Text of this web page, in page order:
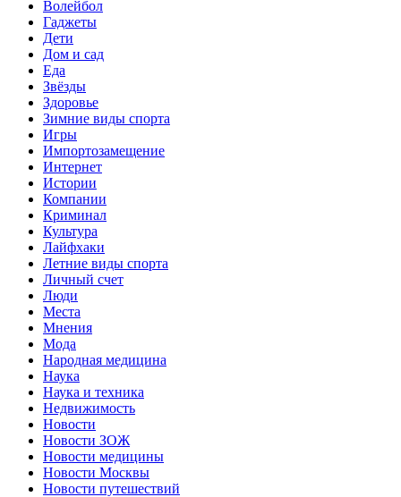
Волейбол
Гаджеты
Дети
Дом и сад
Еда
Звёзды
Здоровье
Зимние виды спорта
Игры
Импортозамещение
Интернет
Истории
Компании
Криминал
Культура
Лайфхаки
Летние виды спорта
Личный счет
Люди
Места
Мнения
Мода
Народная медицина
Наука
Наука и техника
Недвижимость
Новости
Новости ЗОЖ
Новости медицины
Новости Москвы
Новости путешествий